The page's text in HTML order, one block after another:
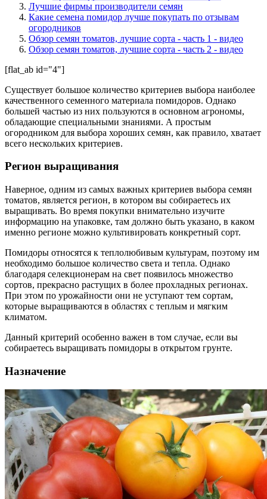
Лучшие фирмы производители семян
Какие семена помидор лучше покупать по отзывам
огородников
Обзор семян томатов, лучшие сорта - часть 1 - видео
Обзор семян томатов, лучшие сорта - часть 2 - видео
[flat_ab id="4"]
Существует большое количество критериев выбора наиболее
качественного семенного материала помидоров. Однако
большей частью из них пользуются в основном агрономы,
обладающие специальными знаниями. А простым
огородником для выбора хороших семян, как правило, хватает
всего нескольких критериев.
Регион выращивания
Наверное, одним из самых важных критериев выбора семян
томатов, является регион, в котором вы собираетесь их
выращивать. Во время покупки внимательно изучите
информацию на упаковке, там должно быть указано, в каком
именно регионе можно культивировать конкретный сорт.
Помидоры относятся к теплолюбивым культурам, поэтому им
необходимо большое количество света и тепла. Однако
благодаря селекционерам на свет появилось множество
сортов, прекрасно растущих в более прохладных регионах.
При этом по урожайности они не уступают тем сортам,
которые выращиваются в областях с теплым и мягким
климатом.
Данный критерий особенно важен в том случае, если вы
собираетесь выращивать помидоры в открытом грунте.
Назначение